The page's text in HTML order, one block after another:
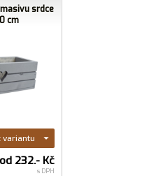
srdce
cm
variantu
od 232.- Kč
s DPH